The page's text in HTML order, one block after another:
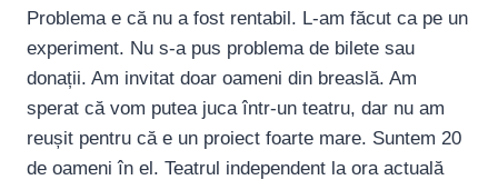
Problema e că nu a fost rentabil. L-am făcut ca pe un
experiment. Nu s-a pus problema de bilete sau
donații. Am invitat doar oameni din breaslă. Am
sperat că vom putea juca într-un teatru, dar nu am
reușit pentru că e un proiect foarte mare. Suntem 20
de oameni în el. Teatrul independent la ora actuală